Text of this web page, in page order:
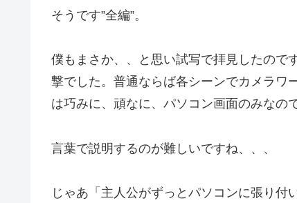
そうです”全編”。
僕もまさか、、と思い試写で拝見したので
撃でした。普通ならば各シーンでカメラワ
は巧みに、頑なに、パソコン画面のみなので
言葉で説明するのが難しいですね、、、
じゃあ「主人公がずっとパソコンに張り付